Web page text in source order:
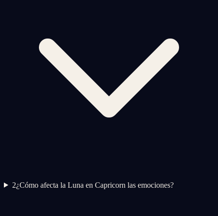
2¿Cómo afecta la Luna en Capricorn las emociones?